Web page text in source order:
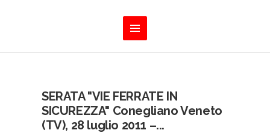
SERATA "VIE FERRATE IN
SICUREZZA" Conegliano Veneto
(TV), 28 luglio 2011 –...